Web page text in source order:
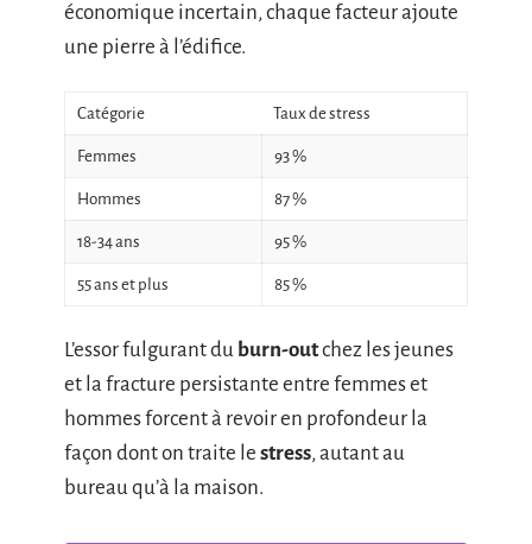
économique incertain, chaque facteur ajoute
une pierre à l’édifice.
Catégorie Taux de stress
Femmes 93 %
Hommes 87 %
18-34 ans 95 %
55 ans et plus 85 %
L’essor fulgurant du burn-outchez les jeunes
et la fracture persistante entre femmes et
hommes forcent à revoir en profondeur la
façon dont on traite le stress, autant au
bureau qu’à la maison.